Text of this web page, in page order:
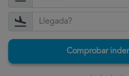
Comprobar